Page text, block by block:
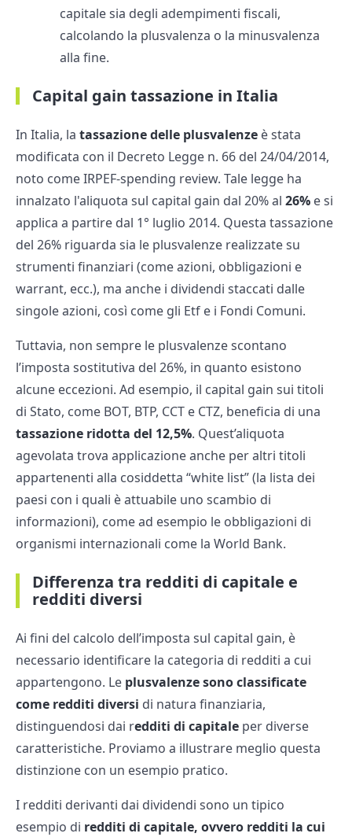
capitale sia degli adempimenti fiscali,
calcolando la plusvalenza o la minusvalenza
alla fine.
Capital gain tassazione in Italia
In Italia, la tassazione delle plusvalenze è stata
modificata con il Decreto Legge n. 66 del 24/04/2014,
noto come IRPEF-spending review. Tale legge ha
innalzato l'aliquota sul capital gain dal 20% al 26% e si
applica a partire dal 1° luglio 2014. Questa tassazione
del 26% riguarda sia le plusvalenze realizzate su
strumenti finanziari (come azioni, obbligazioni e
warrant, ecc.), ma anche i dividendi staccati dalle
singole azioni, così come gli Etf e i Fondi Comuni.
Tuttavia, non sempre le plusvalenze scontano
l’imposta sostitutiva del 26%, in quanto esistono
alcune eccezioni. Ad esempio, il capital gain sui titoli
di Stato, come BOT, BTP, CCT e CTZ, beneficia di una
tassazione ridotta del 12,5%. Quest’aliquota
agevolata trova applicazione anche per altri titoli
appartenenti alla cosiddetta “white list” (la lista dei
paesi con i quali è attuabile uno scambio di
informazioni), come ad esempio le obbligazioni di
organismi internazionali come la World Bank.
Differenza tra redditi di capitale e
redditi diversi
Ai fini del calcolo dell’imposta sul capital gain, è
necessario identificare la categoria di redditi a cui
appartengono. Le plusvalenze sono classificate
come redditi diversi di natura finanziaria,
distinguendosi dai redditi di capitale per diverse
caratteristiche. Proviamo a illustrare meglio questa
distinzione con un esempio pratico.
I redditi derivanti dai dividendi sono un tipico
esempio di redditi di capitale, ovvero redditi la cui